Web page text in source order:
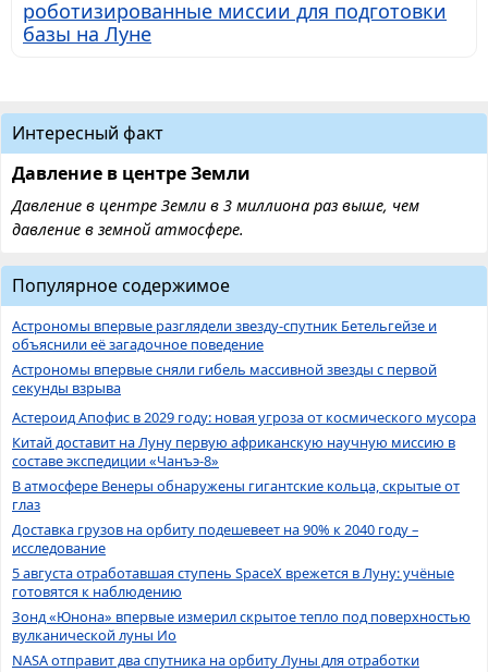
роботизированные миссии для подготовки
базы на Луне
Интересный факт
Давление в центре Земли
Давление в центре Земли в 3 миллиона раз выше, чем
давление в земной атмосфере.
Популярное содержимое
Астрономы впервые разглядели звезду-спутник Бетельгейзе и
объяснили её загадочное поведение
Астрономы впервые сняли гибель массивной звезды с первой
секунды взрыва
Астероид Апофис в 2029 году: новая угроза от космического мусора
Китай доставит на Луну первую африканскую научную миссию в
составе экспедиции «Чанъэ-8»
В атмосфере Венеры обнаружены гигантские кольца, скрытые от
глаз
Доставка грузов на орбиту подешевеет на 90% к 2040 году –
исследование
5 августа отработавшая ступень SpaceX врежется в Луну: учёные
готовятся к наблюдению
Зонд «Юнона» впервые измерил скрытое тепло под поверхностью
вулканической луны Ио
NASA отправит два спутника на орбиту Луны для отработки